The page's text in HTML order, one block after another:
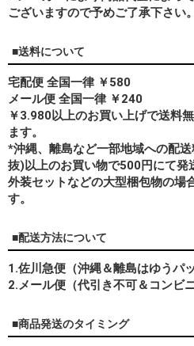
ございますので予めご了承下さい。
■送料について
宅配便 全国一律 ￥580
メール便 全国一律 ￥240
￥3.980以上のお買い上げで送料
ます。
*沖縄、離島など一部地域への配
抜)以上のお買い物で500円にて発
外装セットなどの大型梱包物の場
す。
■配送方法について
1.佐川急便（沖縄＆離島はゆうパッ
2.メール便（代引き不可＆コンビ
■商品発送のタイミング